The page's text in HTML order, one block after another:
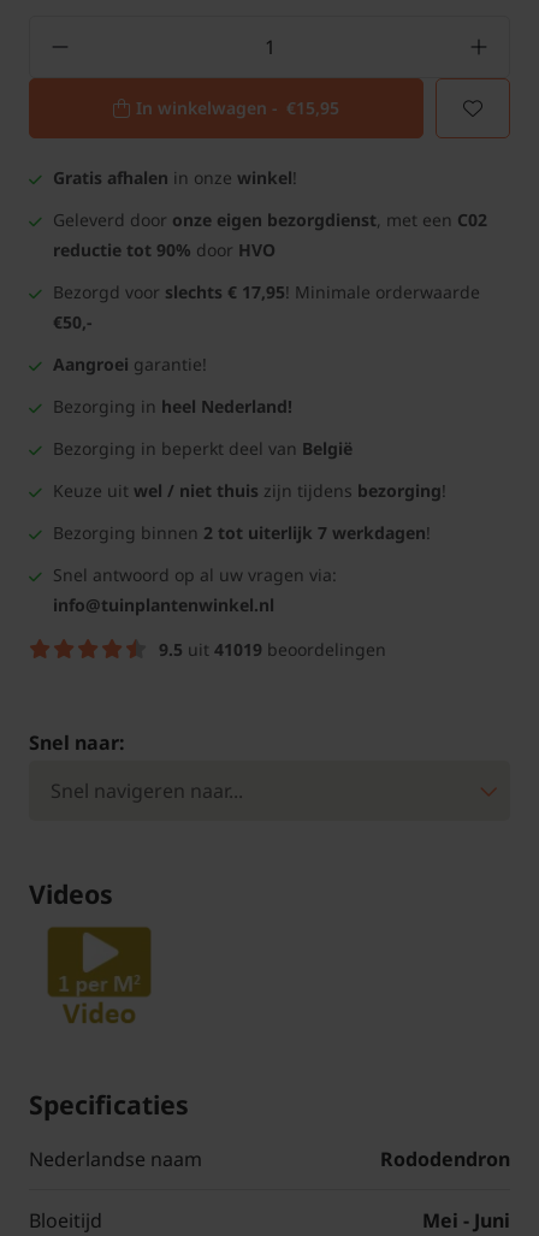
In winkelwagen - €15,95
Gratis afhalen in onze winkel!
Geleverd door onze eigen bezorgdienst, met een C02
reductie tot 90% door HVO
Bezorgd voor slechts € 17,95! Minimale orderwaarde
€50,-
Aangroei garantie!
Bezorging in heel Nederland!
Bezorging in beperkt deel van België
Keuze uit wel / niet thuis zijn tijdens bezorging!
Bezorging binnen 2 tot uiterlijk 7 werkdagen!
Snel antwoord op al uw vragen via:
info@tuinplantenwinkel.nl
9.5 uit 41019 beoordelingen
Snel naar:
Videos
Specificaties
Nederlandse naam Rododendron
Bloeitijd Mei - Juni